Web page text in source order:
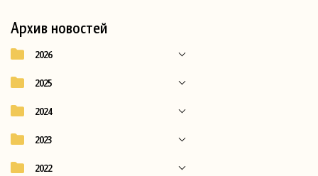
Архив новостей
2026
2025
2024
2023
2022